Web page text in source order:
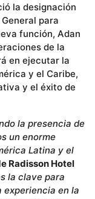
la designación
para
función, Adan
de la
en ejecutar la
y el Caribe,
y el éxito de
la presencia de
un enorme
Latina y el
Radisson Hotel
la clave para
en la